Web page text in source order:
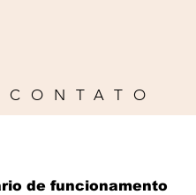
de funcionamento